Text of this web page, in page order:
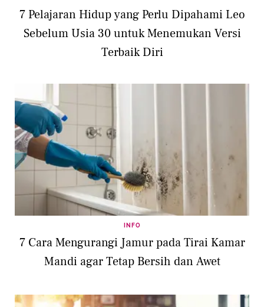
7 Pelajaran Hidup yang Perlu Dipahami Leo
Sebelum Usia 30 untuk Menemukan Versi
Terbaik Diri
INFO
7 Cara Mengurangi Jamur pada Tirai Kamar
Mandi agar Tetap Bersih dan Awet